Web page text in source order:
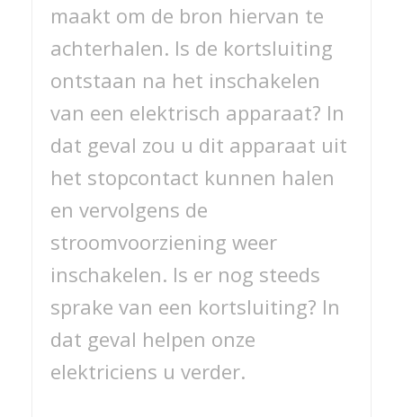
maakt om de bron hiervan te
achterhalen. Is de kortsluiting
ontstaan na het inschakelen
van een elektrisch apparaat? In
dat geval zou u dit apparaat uit
het stopcontact kunnen halen
en vervolgens de
stroomvoorziening weer
inschakelen. Is er nog steeds
sprake van een kortsluiting? In
dat geval helpen onze
elektriciens u verder.